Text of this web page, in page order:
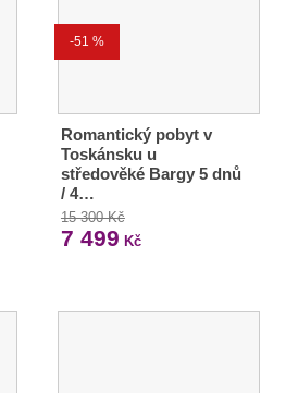
-51 %
Romantický pobyt v
Toskánsku u
středověké Bargy 5 dnů
/ 4…
15 300 Kč
7 499 Kč